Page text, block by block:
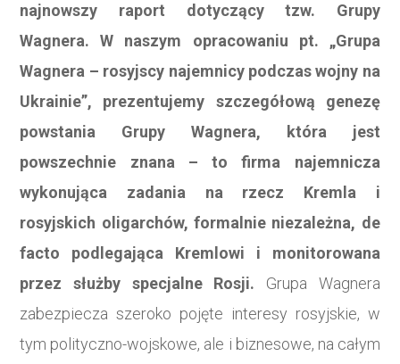
najnowszy raport dotyczący tzw. Grupy
Wagnera. W naszym opracowaniu pt. „Grupa
Wagnera – rosyjscy najemnicy podczas wojny na
Ukrainie”, prezentujemy szczegółową genezę
powstania Grupy Wagnera, która jest
powszechnie znana – to firma najemnicza
wykonująca zadania na rzecz Kremla i
rosyjskich oligarchów, formalnie niezależna, de
facto podlegająca Kremlowi i monitorowana
przez służby specjalne Rosji.
Grupa Wagnera
zabezpiecza szeroko pojęte interesy rosyjskie, w
tym polityczno-wojskowe, ale i biznesowe, na całym